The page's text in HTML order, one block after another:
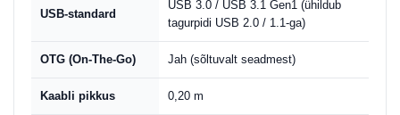
USB-standard
USB 3.0 / USB 3.1 Gen1 (ühildub
tagurpidi USB 2.0 / 1.1-ga)
OTG (On-The-Go) Jah (sõltuvalt seadmest)
Kaabli pikkus 0,20 m